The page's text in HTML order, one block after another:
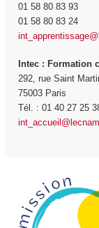
01 58 80 83 93
01 58 80 83 24
Intec: Formation
292, rue Saint
75003 Paris
Tél. : 01 40 27 25